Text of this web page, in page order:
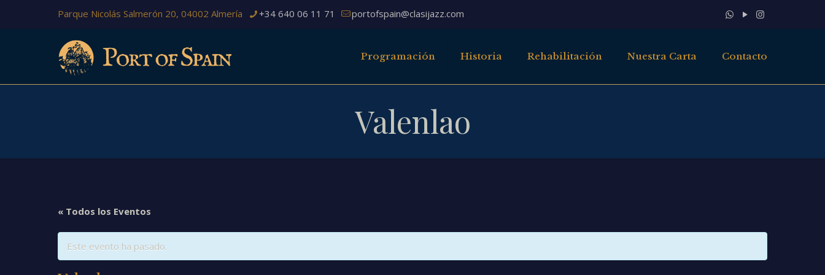
Parque Nicolás Salmerón 20, 04002 Almería +34 640 06 11 71 portofspain@clasijazz.com
Programación Historia Rehabilitación Nuestra Carta Contacto
Valenlao
« Todos los Eventos
Este evento ha pasado.